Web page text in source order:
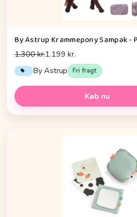
By Astrup Krammepony Sampak -
1.300 kr.1.199 kr.
By Astrup Fri fragt
Køb nu